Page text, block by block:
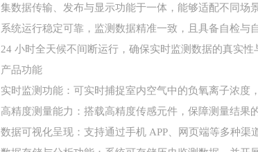
集数据传输、发布与显示功能于一体，能够适配不同场
系统运行稳定可靠，监测数据精准一致，且具备自检与
24 小时全天候不间断运行，确保实时监测数据的真实性
产品功能
实时监测功能：可实时捕捉室内空气中的负氧离子浓度
高精度测量能力：搭载高精度传感元件，保障测量结果
数据可视化呈现：支持通过手机 APP、网页端等多种渠